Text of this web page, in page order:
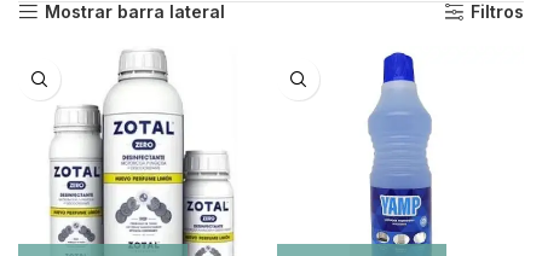
Mostrar barra lateral Filtros